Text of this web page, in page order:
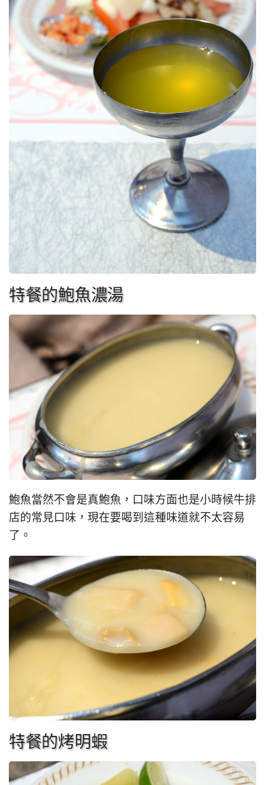
特餐的鮑魚濃湯
鮑魚當然不會是真鮑魚，口味方面也是小時候牛排
店的常見口味，現在要喝到這種味道就不太容易
了。
特餐的烤明蝦